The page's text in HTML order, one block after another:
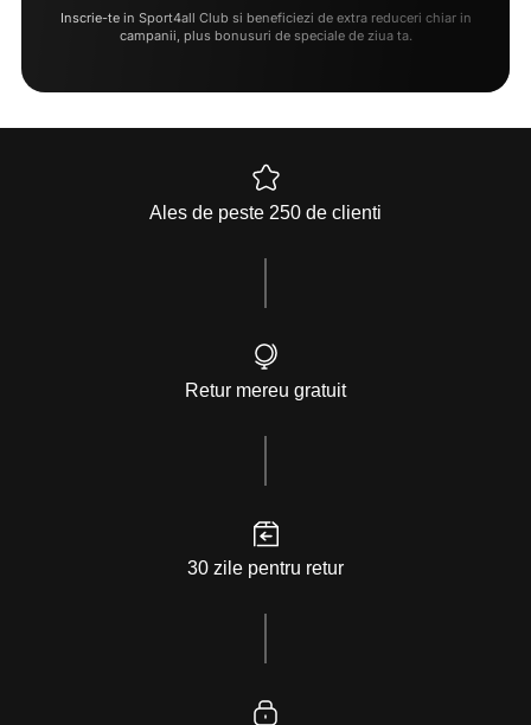
Inscrie-te in Sport4all Club si beneficiezi de extra reduceri chiar in
campanii, plus bonusuri de speciale de ziua ta.
Ales de peste 250 de clienti
Retur mereu gratuit
30 zile pentru retur